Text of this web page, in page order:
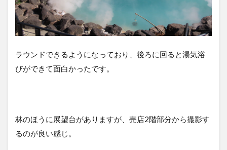
ラウンドできるようになっており、後ろに回ると湯気浴
びができて面白かったです。
林のほうに展望台がありますが、売店2階部分から撮影す
るのが良い感じ。